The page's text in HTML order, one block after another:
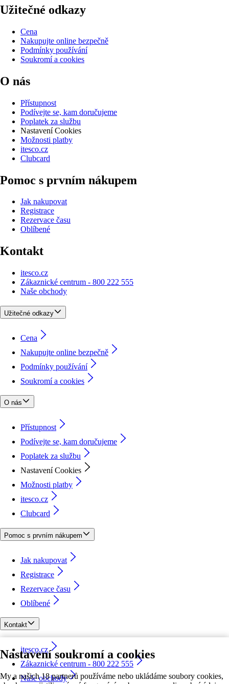
Nastavení soukromí a cookies
My a našich 18 partnerů používáme nebo ukládáme soubory cookies,
Užitečné odkazy
Cena
Nakupujte online bezpečně
Podmínky používání
Soukromí a cookies
O nás
Přístupnost
Podívejte se, kam doručujeme
Poplatek za službu
Nastavení Cookies
Možnosti platby
itesco.cz
Clubcard
Pomoc s prvním nákupem
Jak nakupovat
Registrace
Rezervace času
Oblíbené
Kontakt
itesco.cz
Zákaznické centrum - 800 222 555
Naše obchody
Užitečné odkazy
Cena
Nakupujte online bezpečně
Podmínky používání
Soukromí a cookies
O nás
Přístupnost
Podívejte se, kam doručujeme
Poplatek za službu
Nastavení Cookies
Možnosti platby
itesco.cz
Clubcard
Pomoc s prvním nákupem
Jak nakupovat
Registrace
Rezervace času
Oblíbené
Kontakt
itesco.cz
Zákaznické centrum - 800 222 555
Naše obchody